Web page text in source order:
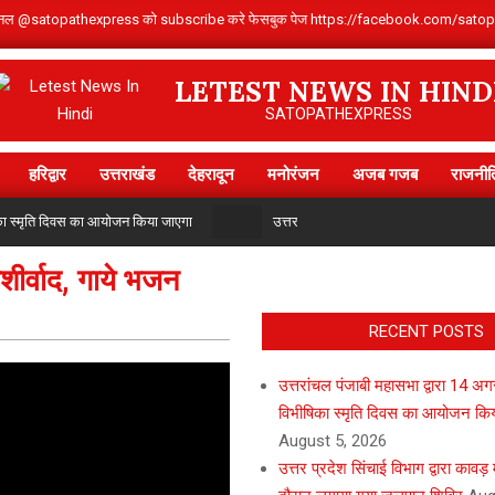
चैनल @satopathexpress को subscribe करे फेसबुक पेज https://facebook.com/
LETEST NEWS IN
SATOPATHEXPRESS
Primary
Navigation
Menu
हरिद्वार उत्तराखंड देहरादून मनोरंजन अजब गजब
स्मृति दिवस का आयोजन किया जाएगा उत्तर प्रदेश सिंचाई विभाग द्वारा कावड़ मेला
गाये भजन
RECENT POSTS
उत्तरांचल पंजाबी महासभा द्वारा 14
विभीषिका स्मृति दिवस का आयोजन
August 5, 2026
उत्तर प्रदेश सिंचाई विभाग द्वारा